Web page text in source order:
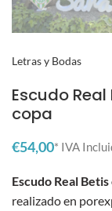
Letras y Bodas
Escudo
copa
€
Escudo Real
realizado en